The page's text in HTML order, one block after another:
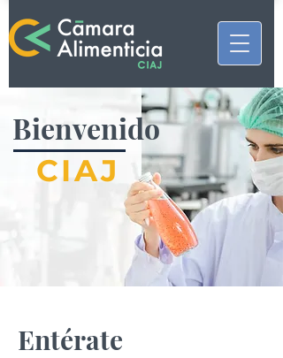
Bienvenido
CIAJ
Entérate